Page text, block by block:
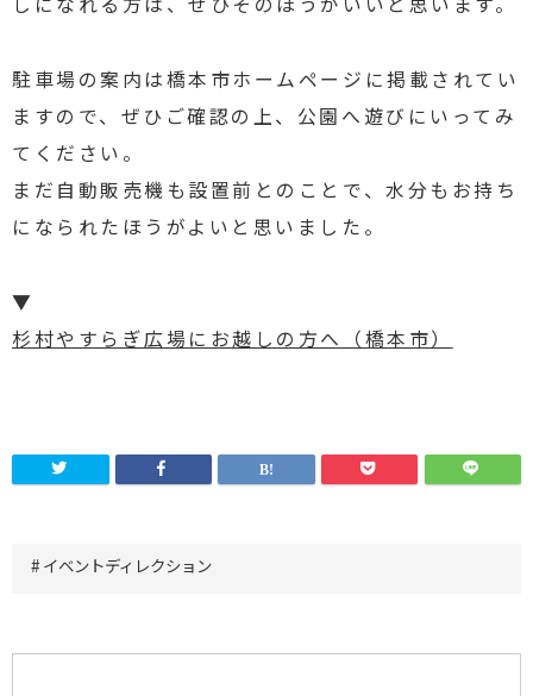
駐車場の案内は橋本市ホームページに掲載されてい
ますので、ぜひご確認の上、公園へ遊びにいってみ
てください。
まだ自動販売機も設置前とのことで、水分もお持ち
になられたほうがよいと思いました。
▼
杉村やすらぎ広場にお越しの方へ（橋本市）
イベントディレクション